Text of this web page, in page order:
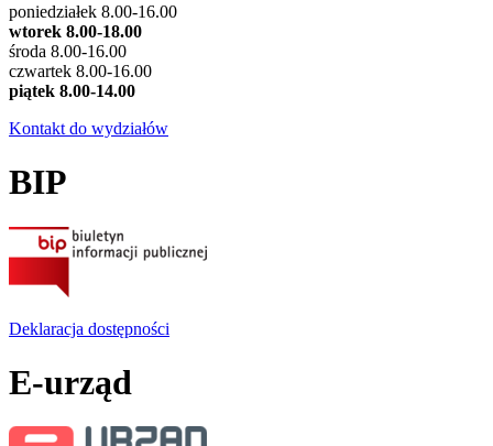
poniedziałek 8.00-16.00
wtorek 8.00-18.00
środa 8.00-16.00
czwartek 8.00-16.00
piątek 8.00-14.00
Kontakt do wydziałów
BIP
Deklaracja dostępności
E-urząd